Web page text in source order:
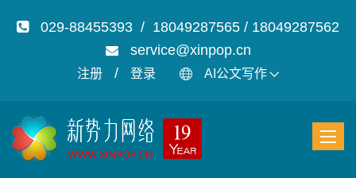
029-88455393 / 18049287565 / 18049287562
service@xinpop.cn
注册 / 登录 AI公文写作